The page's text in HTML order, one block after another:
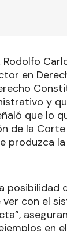
en
y
que lo
de la
produzca
posibilidad
con el